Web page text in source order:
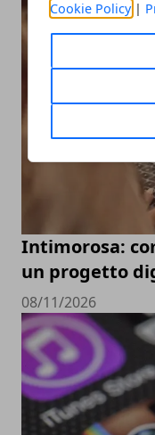
Cookie Policy|
Intimorosa:
un progetto
08/11/2026